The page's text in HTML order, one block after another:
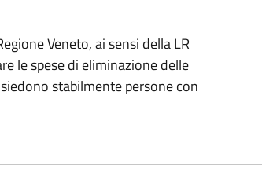
Veneto, ai sensi della LR
le spese di eliminazione delle
stabilmente persone con